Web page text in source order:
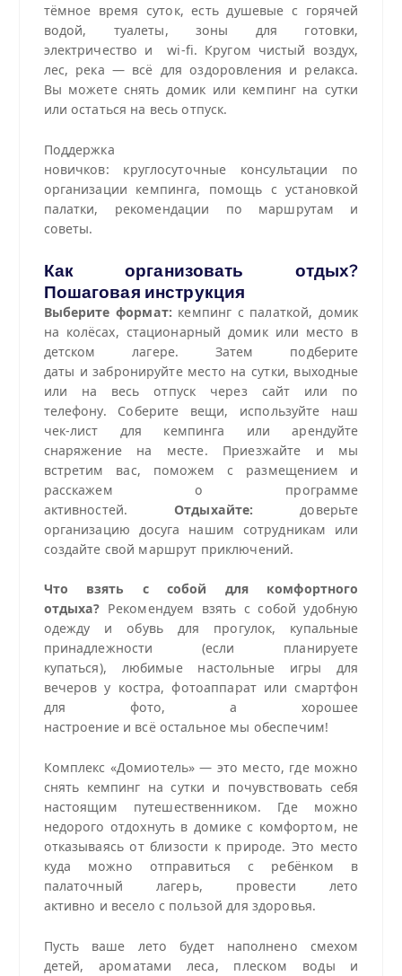
тёмное время суток, есть душевые с горячей
водой, туалеты, зоны для готовки,
электричество и wi-fi. Кругом чистый воздух,
лес, река — всё для оздоровления и релакса.
Вы можете снять домик или кемпинг на сутки
или остаться на весь отпуск.
Поддержка
новичков: круглосуточные консультации по
организации кемпинга, помощь с установкой
палатки, рекомендации по маршрутам и
советы.
Как организовать отдых?
Пошаговая инструкция
Выберите формат: кемпинг с палаткой, домик
на колёсах, стационарный домик или место в
детском лагере. Затем подберите
даты и забронируйте место на сутки, выходные
или на весь отпуск через сайт или по
телефону. Соберите вещи, используйте наш
чек‑лист для кемпинга или арендуйте
снаряжение на месте. Приезжайте и мы
встретим вас, поможем с размещением и
расскажем о программе
активностей. Отдыхайте: доверьте
организацию досуга нашим сотрудникам или
создайте свой маршрут приключений.
Что взять с собой для комфортного
отдыха? Рекомендуем взять с собой удобную
одежду и обувь для прогулок, купальные
принадлежности (если планируете
купаться), любимые настольные игры для
вечеров у костра, фотоаппарат или смартфон
для фото, а хорошее
настроение и всё остальное мы обеспечим!
Комплекс «Домиотель» — это место, где можно
снять кемпинг на сутки и почувствовать себя
настоящим путешественником. Где можно
недорого отдохнуть в домике с комфортом, не
отказываясь от близости к природе. Это место
куда можно отправиться с ребёнком в
палаточный лагерь, провести лето
активно и весело с пользой для здоровья.
Пусть ваше лето будет наполнено смехом
детей, ароматами леса, плеском воды и